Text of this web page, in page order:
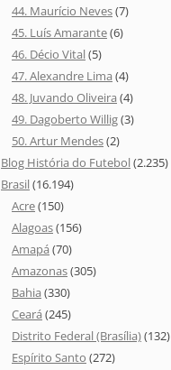
44. Maurício Neves(7)
45. Luís Amarante(6)
46. Décio Vital(5)
47. Alexandre Lima (4)
48. Juvando Oliveira (4)
49. Dagoberto Willig(3)
50. Artur Mendes(2)
Blog História do Futebol(2.235)
Brasil(16.194)
Acre(150)
Alagoas(156)
Amapá (70)
Amazonas(305)
Bahia (330)
Ceará (245)
Distrito Federal (Brasília)(132)
Espírito Santo (272)